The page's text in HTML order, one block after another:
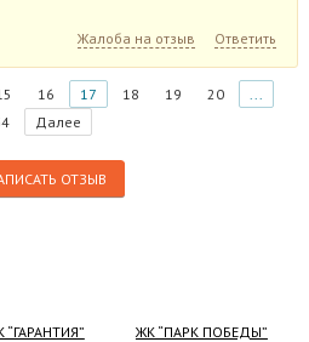
Жалоба на отзыв Ответить
16 17 18 19 20
...
Далее
ОТЗЫВ
“ГАРАНТИЯ” ЖК “ПАРК ПОБЕДЫ”